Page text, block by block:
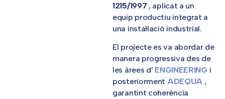
1215/1997 , aplicat a un
equip productiu integrat a
una instal·lació industrial.
El projecte es va abordar de
manera progressiva des de
les àrees d’ ENGINEERING i
posteriorment ADEQUA ,
garantint coherència